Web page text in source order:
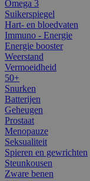
Omega 3
Suikerspiegel
Hart- en bloedvaten
Immuno - Energie
Energie booster
Weerstand
Vermoeidheid
50+
Snurken
Batterijen
Geheugen
Prostaat
Menopauze
Seksualiteit
Spieren en gewrichten
Steunkousen
Zware benen